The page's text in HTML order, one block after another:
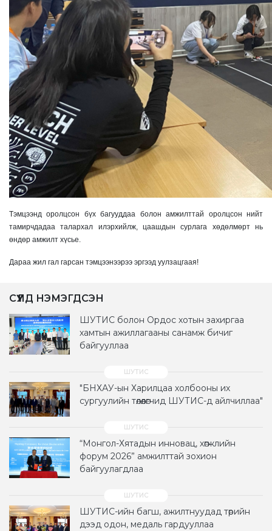
Тэмцээнд оролцсон бүх багууддаа болон амжилттай оролцсон нийт
тамирчдадаа талархал илэрхийлж, цаашдын сурлага хөдөлмөрт нь
өндөр амжилт хүсье.
Дараа жил гал гарсан тэмцээнээрээ эргээд уулзацгаая!
СҮҮЛД НЭМЭГДСЭН
ШУТИС болон Ордос хотын захиргаа
хамтын ажиллагааны санамж бичиг
байгууллаа
"БНХАУ-ын Харилцаа холбооны их
сургуулийн төлөөлөгчид ШУТИС-д айлчиллаа"
“Монгол-Хятадын инновац, хөгжлийн
форум 2026” амжилттай зохион
байгуулагдлаа
ШУТИС-ийн багш, ажилтнуудад төрийн
дээд одон, медаль гардууллаа